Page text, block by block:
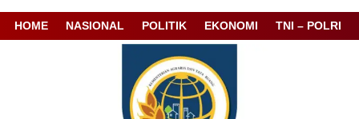
HOME NASIONAL POLITIK EKONOMI TNI – POLRI